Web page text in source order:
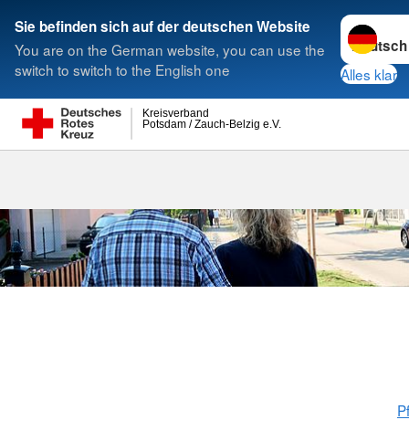
Sie befinden sich auf der deutschen Website
You are on the German website, you can use the
switch to switch to the English one
Sprache
Alles klar
Potsdam / Zauch-Belzig e.V.
Kreisverband
Suche